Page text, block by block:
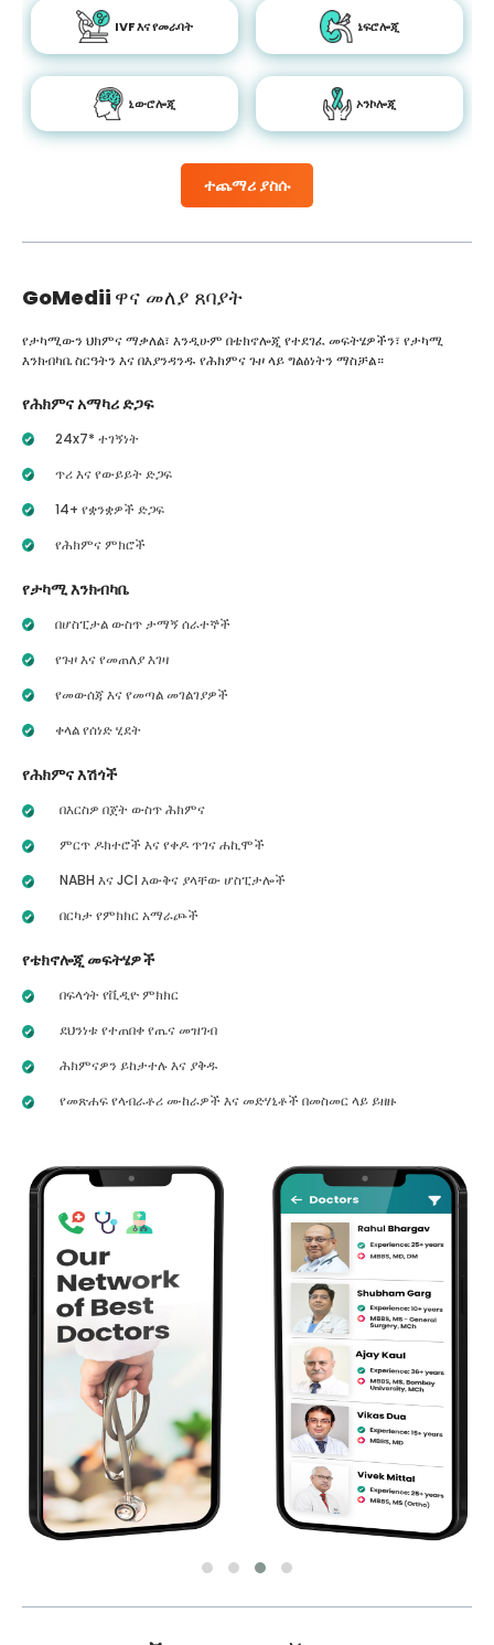
ተጨማሪ ያስሱ
IVF እና የመራባት ኔፍሮሎጂ
ኒውሮሎጂ ኦንኮሎጂ
GoMedii ዋና መለያ ጸባያት
የታካሚውን ህክምና ማቃለል፣ እንዲሁም በቴክኖሎጂ የተደገፈ መፍትሄዎችን፣ የታካሚ
እንክብካቤ ስርዓትን እና በእያንዳንዱ የሕክምና ጉዞ ላይ ግልፅነትን ማስቻል።
የሕክምና አማካሪ ድጋፍ
24x7* ተገኝነት
ጥሪ እና የውይይት ድጋፍ
14+ የቋንቋዎች ድጋፍ
የሕክምና ምክሮች
የታካሚ እንክብካቤ
በሆስፒታል ውስጥ ታማኝ ሰራተኞች
የጉዞ እና የመጠለያ እገዛ
የመውሰጃ እና የመጣል መገልገያዎች
ቀላል የሰነድ ሂደት
የሕክምና እሽጎች
በእርስዎ በጀት ውስጥ ሕክምና
ምርጥ ዶክተሮች እና የቀዶ ጥገና ሐኪሞች
NABH እና JCI እውቅና ያላቸው ሆስፒታሎች
በርካታ የምክክር አማራጮች
የቴክኖሎጂ መፍትሄዎች
በፍላጎት የቪዲዮ ምክክር
ደህንነቱ የተጠበቀ የጤና መዝገብ
ሕክምናዎን ይከታተሉ እና ያቅዱ
የመጽሐፍ የላብራቶሪ ሙከራዎች እና መድሃኒቶች በመስመር ላይ ይዘዙ